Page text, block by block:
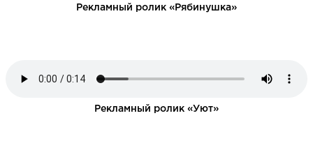
Рекламный ролик «Рябинушка»
Рекламный ролик «Уют»